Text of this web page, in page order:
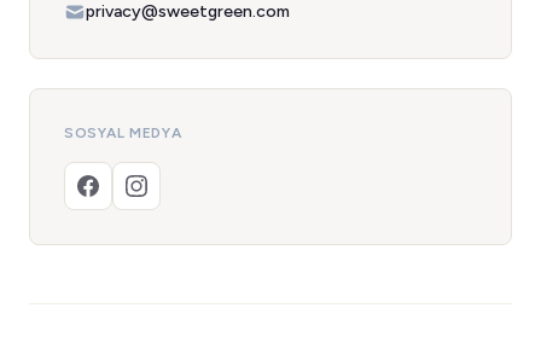
privacy@sweetgreen.com
SOSYAL MEDYA